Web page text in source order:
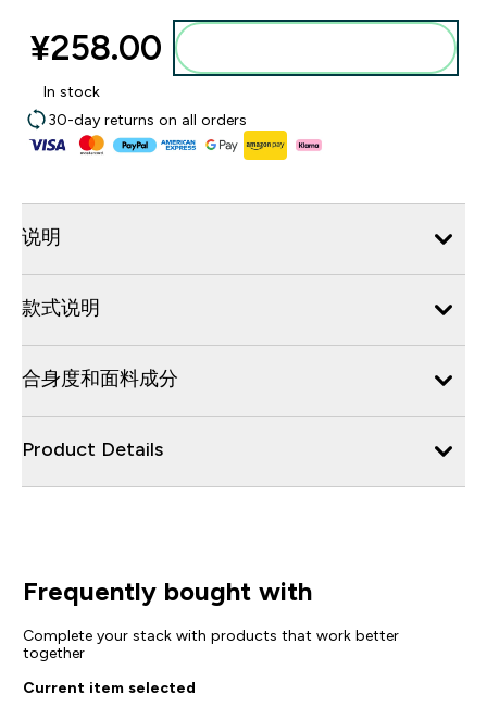
¥258.00‎
In stock
30-day returns on all orders
说明
款式说明
合身度和面料成分
Product Details
Frequently bought with
Complete your stack with products that work better
together
Current item selected